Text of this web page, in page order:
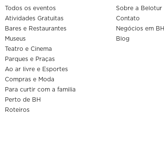
Todos os eventos
Atividades Gratuitas
Bares e Restaurantes
Museus
Teatro e Cinema
Parques e Praças
Ao ar livre e Esportes
Compras e Moda
Para curtir com a familia
Perto de BH
Roteiros
Sobre a Belotur
Contato
Negócios em BH
Blog